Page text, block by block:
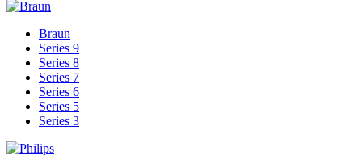
Braun
Series 9
Series 8
Series 7
Series 6
Series 5
Series 3